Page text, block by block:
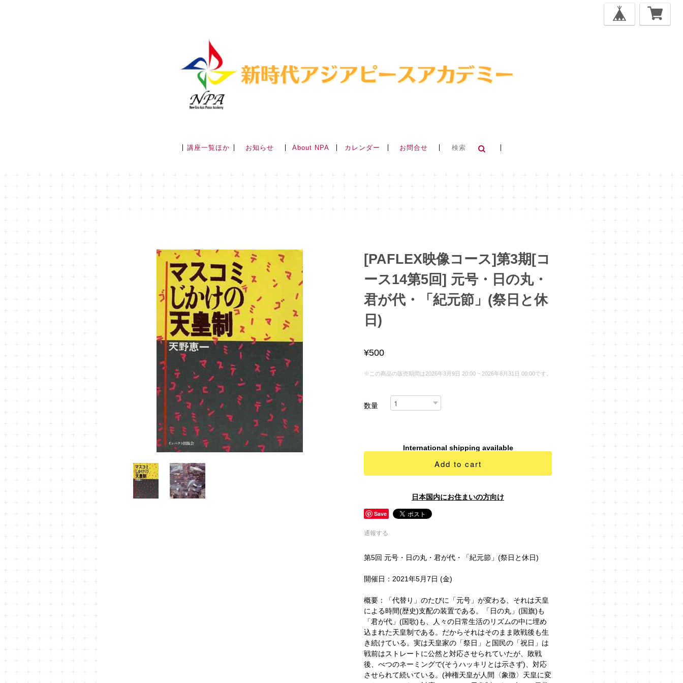
講座一覧ほか お知らせ About NPA カレンダー お問合せ
[PAFLEX映像コース]第3期[コ
ース14第5回] 元号・日の丸・
君が代・「紀元節」(祭日と休
日)
¥500
※この商品の販売期間は2026年3月9日 20:00 ~ 2026年8月31日 00:00です。
数量
International shipping available
Add to cart
日本国内にお住まいの方向け
Save
通報する
第5回 元号・日の丸・君が代・「紀元節」(祭日と休日)
開催日：2021年5月7日 (金)
概要：「代替り」のたびに「元号」が変わる、それは天皇
による時間(歴史)支配の装置である。「日の丸」(国旗)も
「君が代」(国歌)も、人々の日常生活のリズムの中に埋め
込まれた天皇制である。だからそれはそのまま敗戦後も生
き続けている。実は天皇家の「祭日」と国民の「祝日」は
戦前はストレートに公然と対応させられていたが、敗戦
後、べつのネーミングで(そうハッキリとは示さず)、対応
させられて続いている。(神権天皇が人間〈象徴〉天皇に変